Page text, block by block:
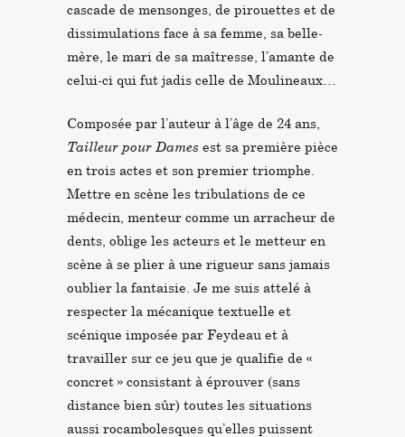
cascade de mensonges, de pirouettes et de
dissimulations face à sa femme, sa belle-
mère, le mari de sa maîtresse, l’amante de
celui-ci qui fut jadis celle de Moulineaux…
Composée par l’auteur à l’âge de 24 ans,
Tailleur pour Dames est sa première pièce
en trois actes et son premier triomphe.
Mettre en scène les tribulations de ce
médecin, menteur comme un arracheur de
dents, oblige les acteurs et le metteur en
scène à se plier à une rigueur sans jamais
oublier la fantaisie. Je me suis attelé à
respecter la mécanique textuelle et
scénique imposée par Feydeau et à
travailler sur ce jeu que je qualifie de «
concret » consistant à éprouver (sans
distance bien sûr) toutes les situations
aussi rocambolesques qu’elles puissent